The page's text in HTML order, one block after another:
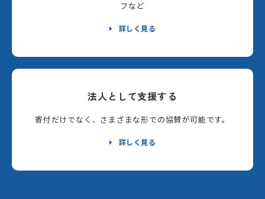
フなど
詳しく見る
法人として支援する
寄付だけでなく、さまざまな形での協賛が可能です。
詳しく見る